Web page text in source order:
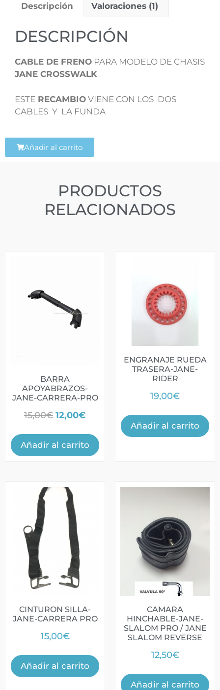
Descripción Valoraciones (1)
DESCRIPCIÓN
CABLE DE FRENO PARA MODELO DE CHASIS
JANE CROSSWALK
ESTE RECAMBIO VIENE CON LOS DOS
CABLES Y LA FUNDA
Añadir al carrito
PRODUCTOS
RELACIONADOS
BARRA
APOYABRAZOS-
JANE-CARRERA-PRO
15,00€ 12,00€
Añadir al carrito
ENGRANAJE RUEDA
TRASERA-JANE-
RIDER
19,00€
Añadir al carrito
CINTURON SILLA-
JANE-CARRERA PRO
15,00€
Añadir al carrito
CAMARA
HINCHABLE-JANE-
SLALOM PRO / JANE
SLALOM REVERSE
12,50€
Añadir al carrito